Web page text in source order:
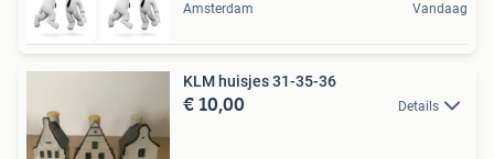
Amsterdam Vandaag
KLM huisjes 31-35-36
€ 10,00 Details